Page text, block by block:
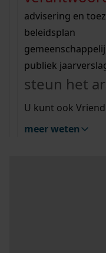
vergunningen
beeld en geluid
uitleg
Wij helpen u op
bekijk alle
Wij helpen u op
bekijk alle
bekijk ons
advisering en
beleidsplan
publiek
steun het
U kunt ook
meer weten
Mijn Studiezaal